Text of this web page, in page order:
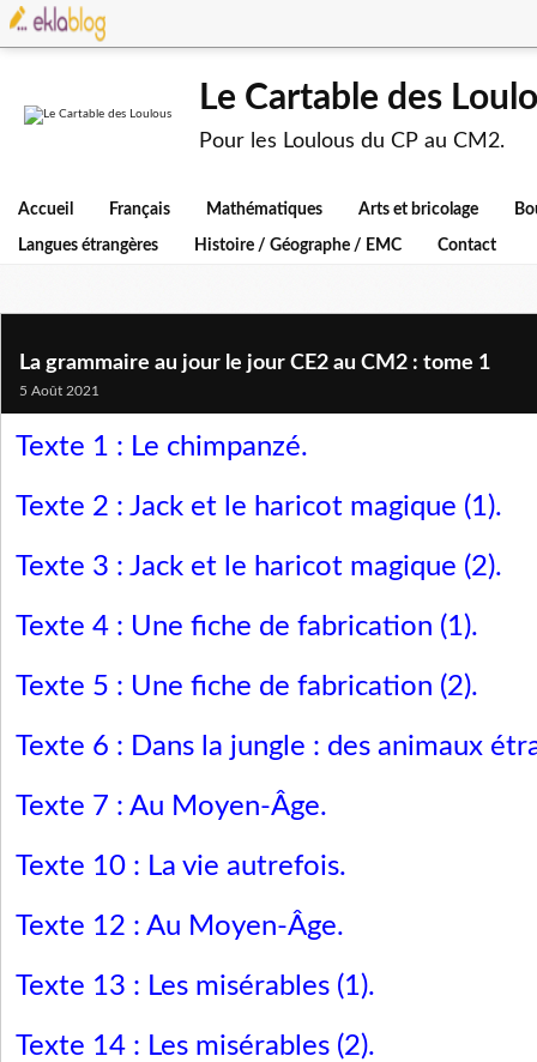
Le Cartable des
Pour les Loulous du CP au CM2.
Accueil Français Mathématiques Arts et bricolage
Langues étrangères Histoire / Géographe / EMC Contact
La grammaire au jour le jour CE2 au CM2 : tome 1
5 Août 2021
Texte 1 : Le chimpanzé.
Texte 2 : Jack et le haricot magique (1).
Texte 3 : Jack et le haricot magique (2).
Texte 4 : Une fiche de fabrication (1).
Texte 5 : Une fiche de fabrication (2).
Texte 6 : Dans la jungle : des animaux
Texte 7 : Au Moyen-Âge.
Texte 10 : La vie autrefois.
Texte 12 : Au Moyen-Âge.
Texte 13 : Les misérables (1).
Texte 14 : Les misérables (2).